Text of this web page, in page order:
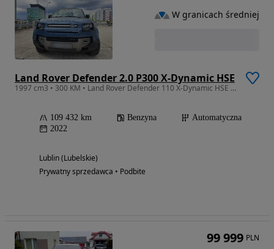
Land Rover Defender 2.0 P300 X-Dynamic HSE
1997 cm3 • 300 KM • Land Rover Defender 110 X-Dynamic HSE P300 | Polski salon |
109 432 km Benzyna
Automatyczna
2022
Lublin (Lubelskie)
Prywatny sprzedawca • Podbite
W granicach średniej
99 999 PLN